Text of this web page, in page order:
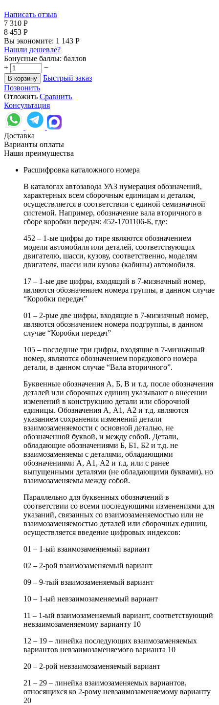
Написать отзыв
7 310 Р
8 453 Р
Вы экономите: 1 143 Р
Нашли дешевле?
Бонусные баллы: баллов
+
−
В корзину
Быстрый заказ
Позвонить
Отложить Сравнить
Консультация
Доставка
Варианты оплаты
Наши преимущества
Расшифровка каталожного номера
В каталогах автозавода УАЗ нумерация обозначений,
характерных всем сборочным единицам и деталям,
осуществляется в соответствии с единой семизначной
системой. Например, обозначение вала вторичного в
сборе коробки передач: 452-1701106-Б, где:
452 – 1-ые цифры до тире являются обозначением
модели автомобиля или деталей, соответствующих
двигателю, шасси, кузову, соответственно, моделям
двигателя, шасси или кузова (кабины) автомобиля.
17 – 1-ые две цифры, входящий в 7-мизначный номер,
являются обозначением номера группы, в данном случае
“Коробки передач”
01 – 2-рые две цифры, входящие в 7-мизначный номер,
являются обозначением номера подгруппы, в данном
случае “Коробки передач”
105 – последние три цифры, входящие в 7-мизначный
номер, являются обозначением порядкового номера
детали, в данном случае “Вала вторичного”.
Буквенные обозначения А, Б, В и т.д. после обозначения
деталей или сборочных единиц указывают о внесении
изменений в конструкцию детали или сборочной
единицы. Обозначения А, А1, А2 и т.д. являются
указанием сохранения изменений детали
взаимозаменяемости с основной деталью, не
обозначенной буквой, и между собой. Детали,
обладающие обозначениями Б, Б1, Б2 и т.д. не
взаимозаменяемы с деталями, обладающими
обозначениями А, А1, А2 и т.д. или с ранее
выпущенными деталями (не обладающими буквами), но
взаимозаменяемы между собой.
Параллельно для буквенных обозначений в
соответствии со всеми последующими изменениями для
указаний, связанных со взаимозаменяемостью или не
взаимозаменяемостью деталей или сборочных единиц,
осуществляется введение цифровых индексов:
01 – 1-ый взаимозаменяемый вариант
02 – 2-рой взаимозаменяемый вариант
09 – 9-тый взаимозаменяемый вариант
10 – 1-ый невзаимозаменяемый вариант
11 – 1-ый взаимозаменяемый вариант, соответствующий
невзаимозаменяемому варианту 10
12 – 19 – линейка последующих взаимозаменяемых
вариантов невзаимозаменяемого варианта 10
20 – 2-рой невзаимозаменяемый вариант
21 – 29 – линейка взаимозаменяемых вариантов,
относящихся ко 2-рому невзаимозаменяемому варианту
20